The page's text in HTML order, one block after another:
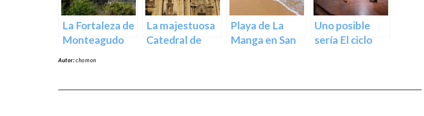
Murcia
La Fortaleza de
Monteagudo
La majestuosa
Catedral de
Playa de La
Manga en San
Uno posible
sería El ciclo
Autor:chomon